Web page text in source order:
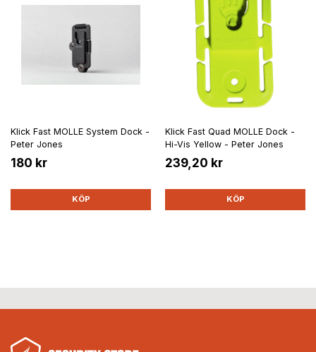
Klick Fast MOLLE System Dock -
Peter Jones
180 kr
KÖP
Klick Fast Quad MOLLE Dock -
Hi-Vis Yellow - Peter Jones
239,20 kr
KÖP